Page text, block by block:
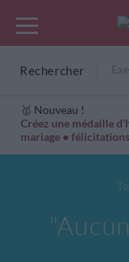
Rechercher
🥇 Nouveau !
Créez une médaille
mariage •
Cartes Hiver